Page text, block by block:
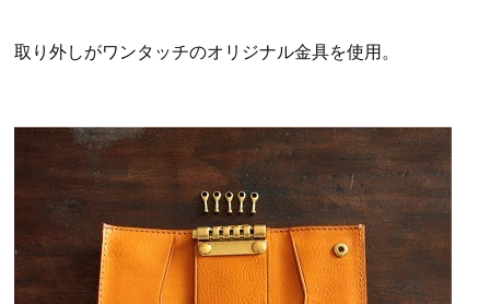
取り外しがワンタッチのオリジナル金具を使用。